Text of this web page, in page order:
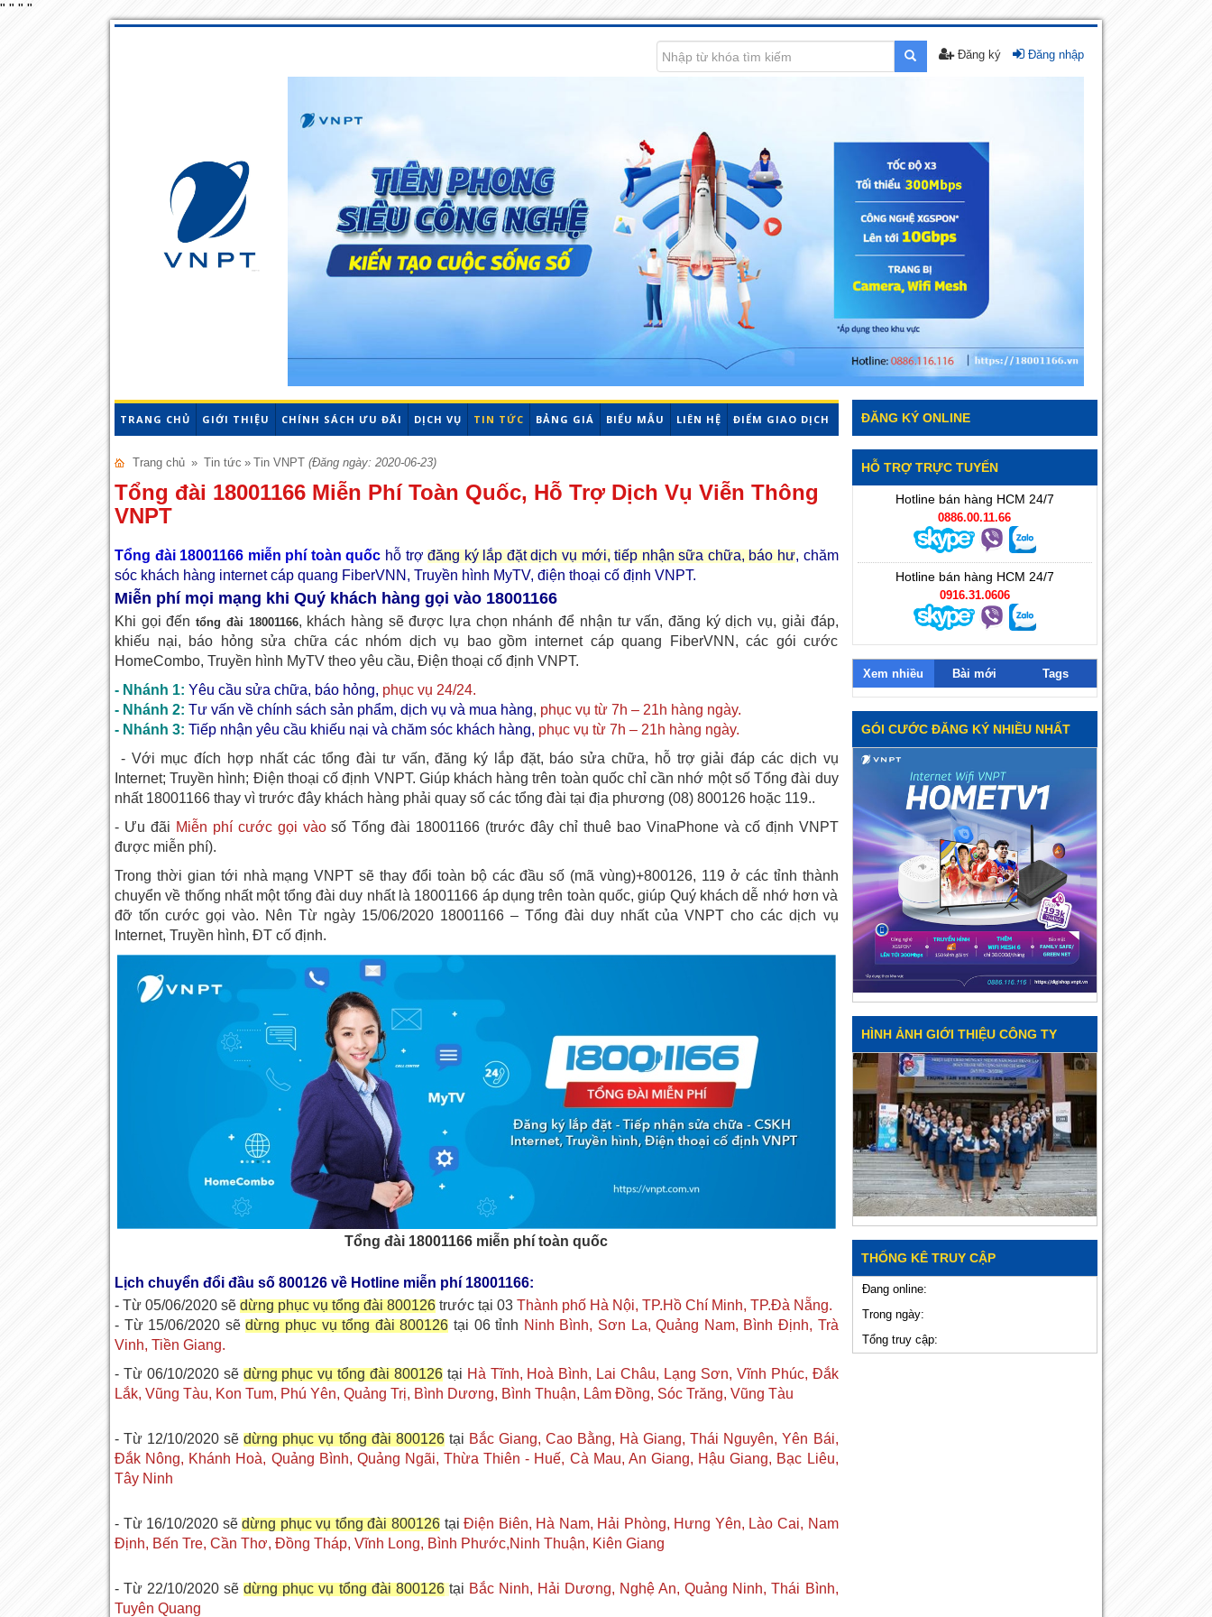
" " " "
Đăng ký Đăng nhập
TRANG CHỦ GIỚI THIỆU CHÍNH SÁCH ƯU ĐÃI DỊCH VỤ TIN TỨC BẢNG GIÁ BIỂU MẪU LIÊN HỆ ĐIỂM GIAO DỊCH
Trang chủ » Tin tức » Tin VNPT (Đăng ngày: 2020-06-23)
Tổng đài 18001166 Miễn Phí Toàn Quốc, Hỗ Trợ Dịch Vụ Viễn Thông
VNPT
Tổng đài 18001166 miễn phí toàn quốc hỗ trợđăng ký lắp đặt dịch vụ mới, tiếp nhận sữa chữa, báo hư, chăm
sóc khách hàng internet cáp quang FiberVNN, Truyền hình MyTV, điện thoại cố định VNPT.
Miễn phí mọi mạng khi Quý khách hàng gọi vào 18001166
Khi gọi đếntổng đài 18001166, khách hàng sẽ được lựa chọn nhánh để nhận tư vấn, đăng ký dịch vụ, giải đáp,
khiếu nại, báo hỏng sửa chữa các nhóm dịch vụ bao gồm internet cáp quang FiberVNN, các gói cước
HomeCombo, Truyền hình MyTV theo yêu cầu, Điện thoại cố định VNPT.
- Nhánh 1: Yêu cầu sửa chữa, báo hỏng, phục vụ 24/24.
- Nhánh 2: Tư vấn về chính sách sản phẩm, dịch vụ và mua hàng, phục vụ từ 7h – 21h hàng ngày.
- Nhánh 3: Tiếp nhận yêu cầu khiếu nại và chăm sóc khách hàng, phục vụ từ 7h – 21h hàng ngày.
- Với mục đích hợp nhất các tổng đài tư vấn, đăng ký lắp đặt, báo sửa chữa, hỗ trợ giải đáp các dịch vụ
Internet; Truyền hình; Điện thoại cố định VNPT. Giúp khách hàng trên toàn quốc chỉ cần nhớ một số Tổng đài duy
nhất 18001166 thay vì trước đây khách hàng phải quay số các tổng đài tại địa phương (08) 800126 hoặc 119..
- Ưu đãi Miễn phí cước gọi vàosố Tổng đài 18001166 (trước đây chỉ thuê bao VinaPhone và cố định VNPT
được miễn phí).
Trong thời gian tới nhà mạng VNPT sẽ thay đổi toàn bộ các đầu số (mã vùng)+800126, 119 ở các tỉnh thành
chuyển về thống nhất một tổng đài duy nhất là 18001166 áp dụng trên toàn quốc, giúp Quý khách dễ nhớ hơn và
đỡ tốn cước gọi vào. Nên Từ ngày 15/06/2020 18001166 – Tổng đài duy nhất của VNPT cho các dịch vụ
Internet, Truyền hình, ĐT cố định.
Tổng đài 18001166 miễn phí toàn quốc
Lịch chuyển đổi đầu số 800126 về Hotline miễn phí 18001166:
- Từ 05/06/2020 sẽ dừng phục vụ tổng đài 800126 trước tại 03 Thành phố Hà Nội, TP.Hồ Chí Minh, TP.Đà Nẵng.
- Từ 15/06/2020 sẽdừng phục vụ tổng đài 800126 tại 06 tỉnh Ninh Bình, Sơn La, Quảng Nam, Bình Định, Trà
Vinh, Tiền Giang.
- Từ 06/10/2020 sẽ dừng phục vụ tổng đài 800126tại Hà Tĩnh, Hoà Bình, Lai Châu, Lạng Sơn, Vĩnh Phúc, Đắk
Lắk, Vũng Tàu, Kon Tum, Phú Yên, Quảng Trị, Bình Dương, Bình Thuận, Lâm Đồng, Sóc Trăng, Vũng Tàu
- Từ 12/10/2020 sẽdừng phục vụ tổng đài 800126tại Bắc Giang, Cao Bằng, Hà Giang, Thái Nguyên, Yên Bái,
Đắk Nông, Khánh Hoà, Quảng Bình, Quảng Ngãi, Thừa Thiên - Huế, Cà Mau, An Giang, Hậu Giang, Bạc Liêu,
Tây Ninh
- Từ 16/10/2020 sẽdừng phục vụ tổng đài 800126tạiĐiện Biên, Hà Nam, Hải Phòng, Hưng Yên, Lào Cai, Nam
Định, Bến Tre, Cần Thơ, Đồng Tháp, Vĩnh Long, Bình Phước,Ninh Thuận, Kiên Giang
- Từ 22/10/2020 sẽdừng phục vụ tổng đài 800126 tại Bắc Ninh, Hải Dương, Nghệ An, Quảng Ninh, Thái Bình,
Tuyên Quang
ĐĂNG KÝ ONLINE
HỖ TRỢ TRỰC TUYẾN
Hotline bán hàng HCM 24/7
0886.00.11.66
Hotline bán hàng HCM 24/7
0916.31.0606
Xem nhiều Bài mới Tags
GÓI CƯỚC ĐĂNG KÝ NHIỀU NHẤT
HÌNH ẢNH GIỚI THIỆU CÔNG TY
THỐNG KÊ TRUY CẬP
Đang online:
Trong ngày:
Tổng truy cập: